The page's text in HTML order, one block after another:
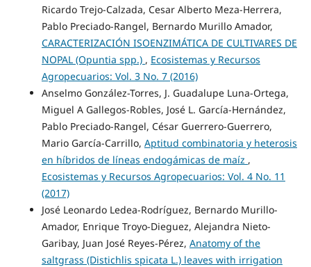
Ricardo Trejo-Calzada, Cesar Alberto Meza-Herrera,
Pablo Preciado-Rangel, Bernardo Murillo Amador,
CARACTERIZACIÓN ISOENZIMÁTICA DE CULTIVARES DE
NOPAL (Opuntia spp.) , Ecosistemas y Recursos
Agropecuarios: Vol. 3 No. 7 (2016)
Anselmo González-Torres, J. Guadalupe Luna-Ortega,
Miguel A Gallegos-Robles, José L. García-Hernández,
Pablo Preciado-Rangel, César Guerrero-Guerrero,
Mario García-Carrillo, Aptitud combinatoria y heterosis
en híbridos de líneas endogámicas de maíz ,
Ecosistemas y Recursos Agropecuarios: Vol. 4 No. 11
(2017)
José Leonardo Ledea-Rodríguez, Bernardo Murillo-
Amador, Enrique Troyo-Dieguez, Alejandra Nieto-
Garibay, Juan José Reyes-Pérez, Anatomy of the
saltgrass (Distichlis spicata L.) leaves with irrigation